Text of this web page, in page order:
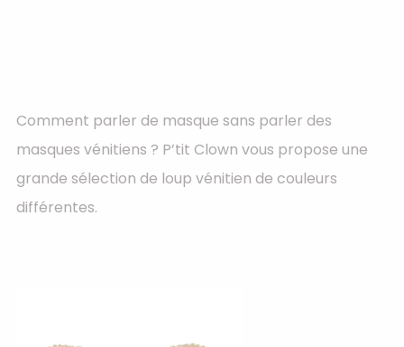
Comment parler de masque sans parler des
masques vénitiens ? P’tit Clown vous propose une
grande sélection de loup vénitien de couleurs
différentes.